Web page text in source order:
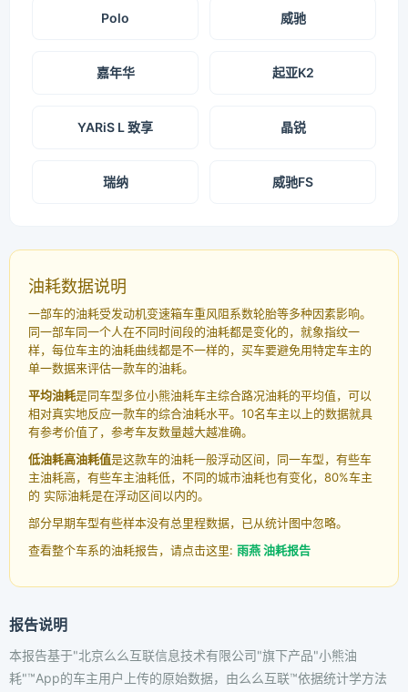
Polo 威驰
嘉年华 起亚K2
YARiS L 致享 晶锐
瑞纳 威驰FS
油耗数据说明
一部车的油耗受发动机变速箱车重风阻系数轮胎等多种因素影响。
同一部车同一个人在不同时间段的油耗都是变化的，就象指纹一
样，每位车主的油耗曲线都是不一样的，买车要避免用特定车主的
单一数据来评估一款车的油耗。
平均油耗是同车型多位小熊油耗车主综合路况油耗的平均值，可以
相对真实地反应一款车的综合油耗水平。10名车主以上的数据就具
有参考价值了，参考车友数量越大越准确。
低油耗高油耗值是这款车的油耗一般浮动区间，同一车型，有些车
主油耗高，有些车主油耗低，不同的城市油耗也有变化，80%车主
的 实际油耗是在浮动区间以内的。
部分早期车型有些样本没有总里程数据，已从统计图中忽略。
查看整个车系的油耗报告，请点击这里: 雨燕 油耗报告
报告说明
本报告基于"北京么么互联信息技术有限公司"旗下产品"小熊油
耗"™App的车主用户上传的原始数据，由么么互联™依据统计学方法